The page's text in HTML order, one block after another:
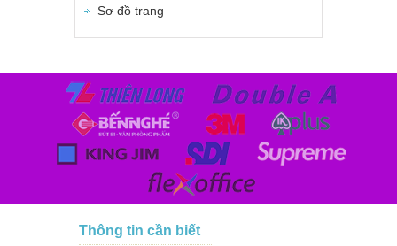
Sơ đồ trang
Thông tin cần biết